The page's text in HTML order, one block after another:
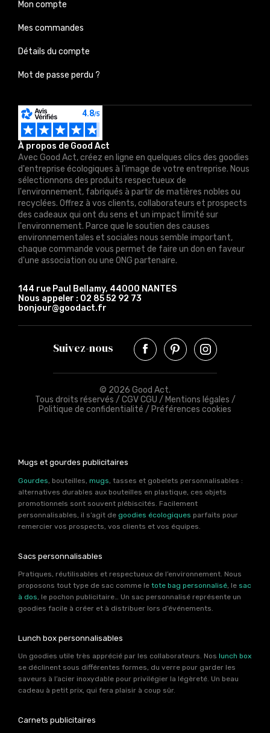
À propos de Good Act
Avec Good Act, créez en ligne en quelques clics des goodies
d'entreprise écologiques à l'image de votre entreprise. Nous
sélectionnons des produits respectueux de
l'environnement, fabriqués à partir de matières nobles ou
recyclées. Offrez à vos clients, collaborateurs et prospects
des cadeaux qui ont du sens et un impact limité sur
l'environnement. Parce que le soutien des causes
environnementales et sociales nous semble important,
chaque commande vous permet de faire un don en faveur
d'une association ou une ONG partenaire.
144 rue Paul Bellamy, 44000 NANTES
Nous appeler : 02 85 52 92 73
bonjour@goodact.fr
Mon compte
Mes commandes
Détails du compte
Mot de passe perdu ?
Suivez-nous
© 2026 Good Act.
Tous droits réservés / CGV CGU / Mentions légales /
Politique de confidentialité / Préférences cookies
Mugs et gourdes publicitaires
Gourdes , bouteilles, mugs , tasses et gobelets personnalisables :
alternatives durables aux bouteilles en plastique, ces objets
promotionnels sont souvent plébiscités. Facilement
personnalisables, il s’agit de goodies écologiques parfaits pour
remercier vos prospects, vos clients et vos équipes.
Sacs personnalisables
Pratiques, réutilisables et respectueux de l’environnement. Nous
proposons tout type de sac comme le tote bag personnalisé, le sac
à dos, le pochon publicitaire… Un sac personnalisé représente un
goodies facile à créer et à distribuer lors d’événements.
Lunch box personnalisables
Un goodies utile très apprécié par les collaborateurs. Nos lunch box
se déclinent sous différentes formes, du verre pour garder les
saveurs à l’acier inoxydable pour privilégier la légèreté. Un beau
cadeau à petit prix, qui fera plaisir à coup sûr.
Carnets publicitaires